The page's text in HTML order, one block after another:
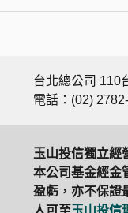
台北總公司 110
電話：(02)
玉山投信獨立經
本公司基金經金
盈虧，亦不保證
人可至玉山投信